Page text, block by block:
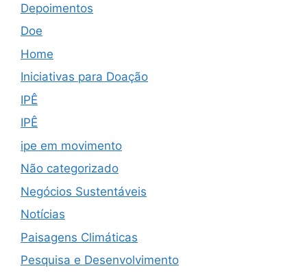
Depoimentos
Doe
Home
Iniciativas para Doação
IPÊ
IPÊ
ipe em movimento
Não categorizado
Negócios Sustentáveis
Notícias
Paisagens Climáticas
Pesquisa e Desenvolvimento